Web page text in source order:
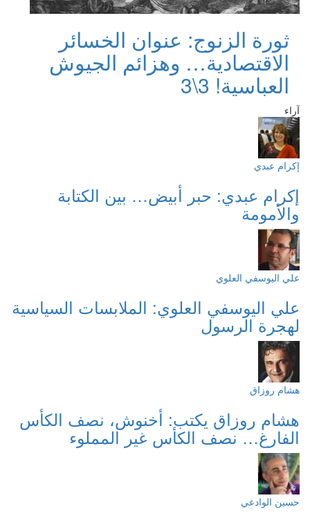
ثورة الزنوج: عنوان الخسائر
الاقتصادية… وهزائم الجيوش
العباسية! 3\3
آراء
إكرام عبدي
إكرام عبدي: حبر أبيض… بين الكتابة
والأمومة
علي اليوسفي العلوي
علي اليوسفي العلوي: الملابسات السياسية
لهجرة الرسول
هشام روزاق
هشام روزاق يكتب: أخنوش، نصف الكأس
الفارغ… نصف الكأس غير المملوء
حسين الوادعي